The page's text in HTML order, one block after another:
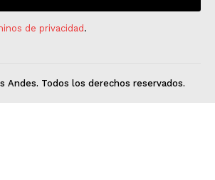
de privacidad .
Andes. Todos los derechos reservados.